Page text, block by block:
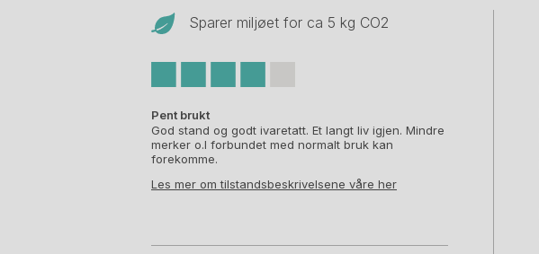
Sparer miljøet for ca 5 kg CO2
Pent brukt
God stand og godt ivaretatt. Et langt liv igjen. Mindre
merker o.l forbundet med normalt bruk kan
forekomme.
Les mer om tilstandsbeskrivelsene våre her